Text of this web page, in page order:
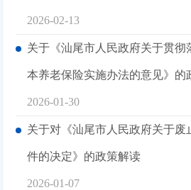
2026-02-13
关于《汕尾市人民政府关于贯彻
本养老保险实施办法的意见》的
2026-01-30
关于对《汕尾市人民政府关于废
件的决定》的政策解读
2026-01-07